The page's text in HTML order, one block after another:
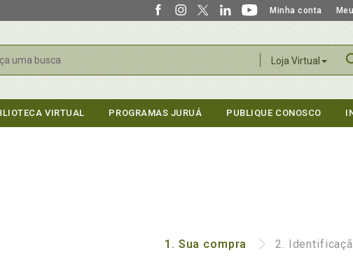
Minha conta
Loja Virtual
VIRTUAL PROGRAMAS JURUÁ PUBLIQUE CONOSCO
1. Sua compra 2.